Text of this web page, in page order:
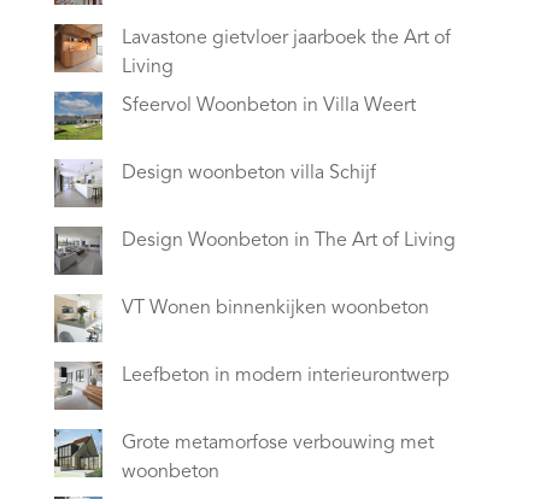
Lavastone gietvloer jaarboek the Art of
Living
Sfeervol Woonbeton in Villa Weert
Design woonbeton villa Schijf
Design Woonbeton in The Art of Living
VT Wonen binnenkijken woonbeton
Leefbeton in modern interieurontwerp
Grote metamorfose verbouwing met
woonbeton